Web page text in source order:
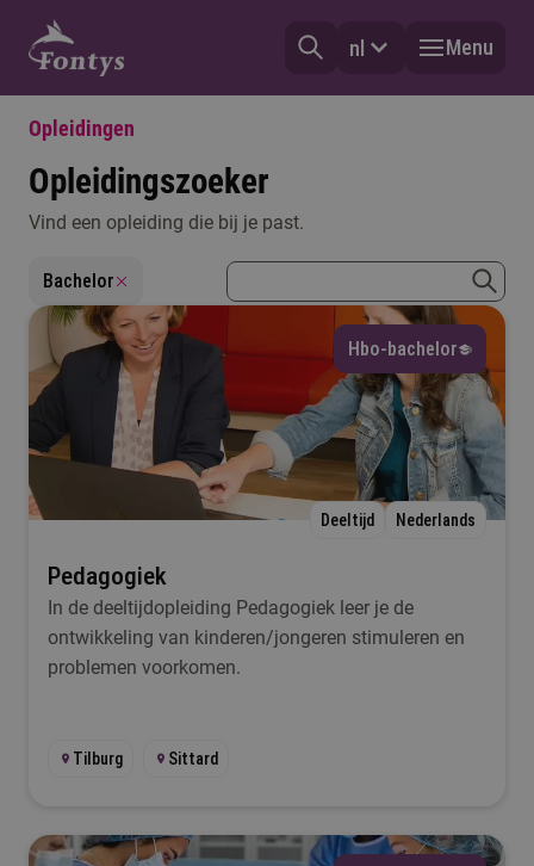
nl Menu
Vorm
Selecteer
Type
Mijn vooropleiding
Ik wil iets met...
Selecteer
Lesplaats
Opleidingen
Opleidingszoeker
Vind een opleiding die bij je past.
Bachelor
zoekterm
Hbo-bachelor
Deeltijd Nederlands
Pedagogiek
In de deeltijdopleiding Pedagogiek leer je de
ontwikkeling van kinderen/jongeren stimuleren en
problemen voorkomen.
Tilburg Sittard